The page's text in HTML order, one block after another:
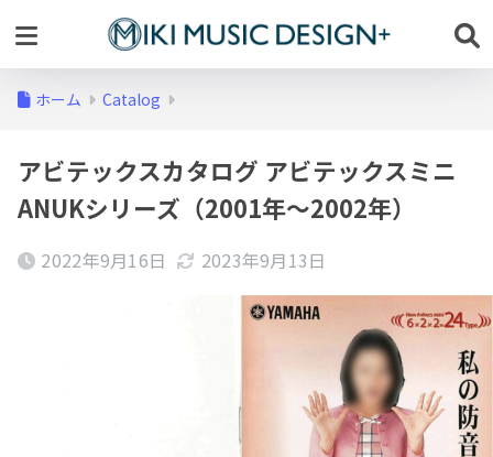
ホーム Catalog
アビテックスカタログ アビテックスミニ
ANUKシリーズ（2001年～2002年）
2022年9月16日 2023年9月13日